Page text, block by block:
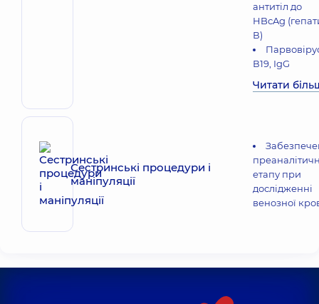
антитіл до
HBсAg
В)
В19, IgG
Читати
Сестринські процедури і
маніпуляції
етапу при
дослідженні
венозної